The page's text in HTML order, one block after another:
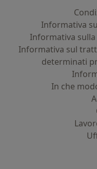
Informativa
Informativa
Informativa sul
determinati
In che